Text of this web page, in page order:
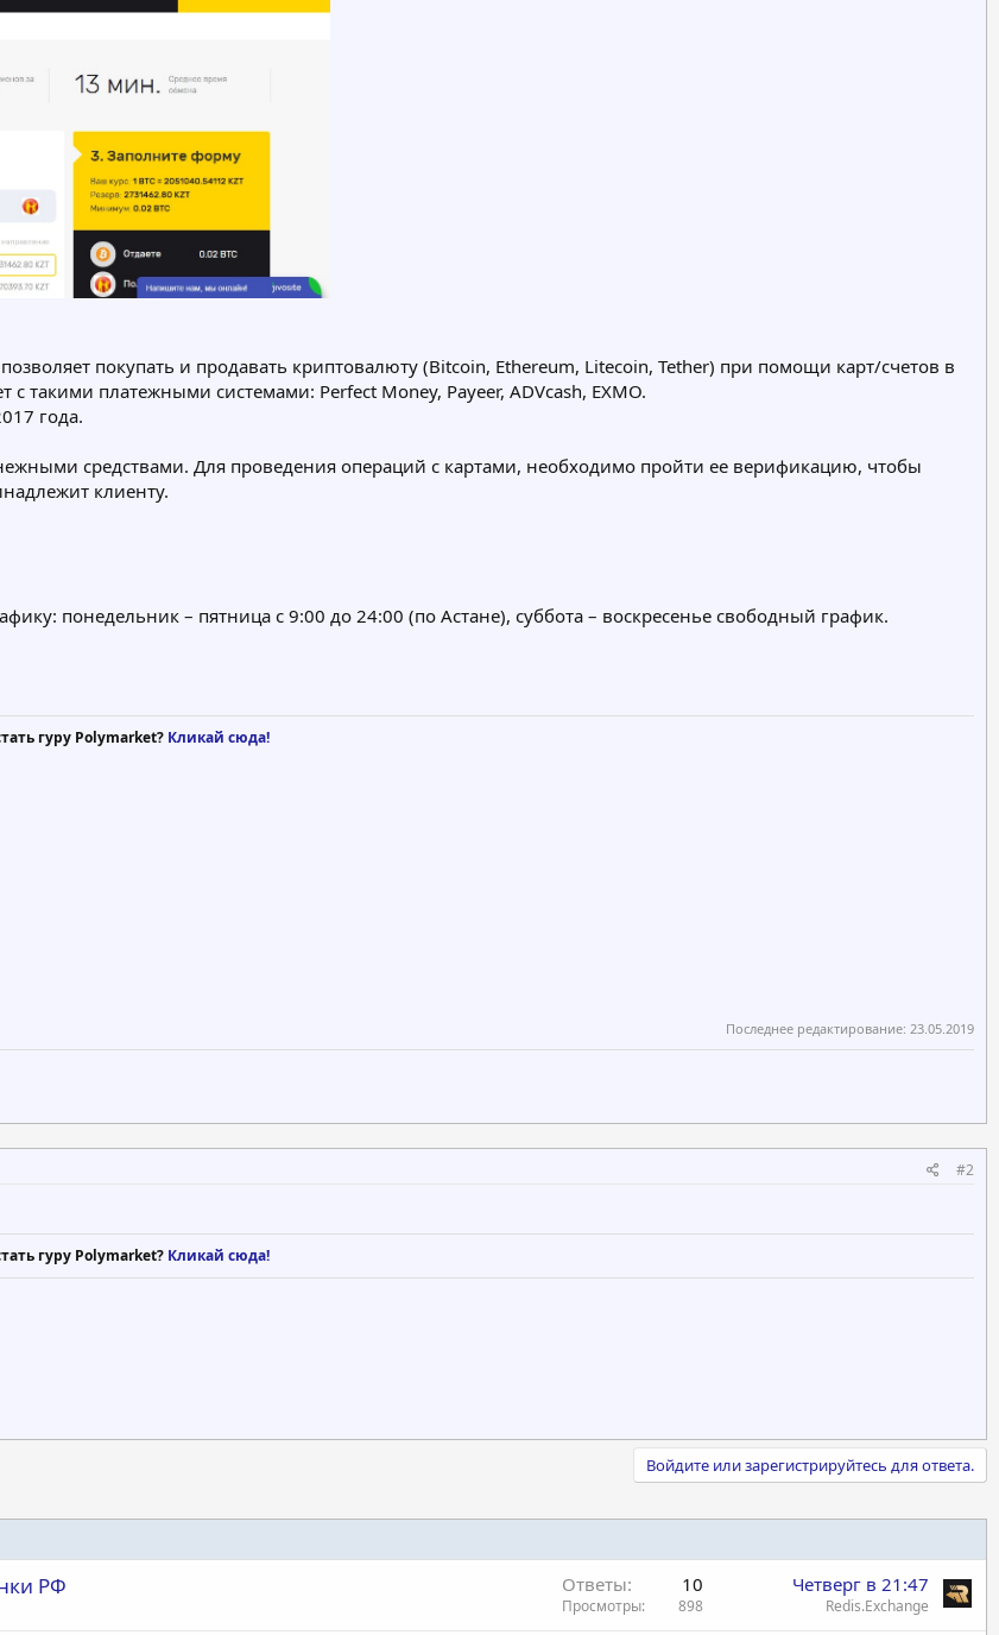
покупать и продавать криптовалюту (Bitcoin, Ethereum, Litecoin, Tether) при помощи карт/счетов в
с такими платежными системами: Perfect Money, Payeer, ADVcash, EXMO.
года.
средствами. Для проведения операций с картами, необходимо пройти ее верификацию, чтобы
клиенту.
понедельник – пятница с 9:00 до 24:00 (по Астане), суббота – воскресенье свободный график.
гуру Polymarket? Кликай сюда!
Последнее редактирование: 23.05.2019
#2
гуру Polymarket? Кликай сюда!
Войдите или зарегистрируйтесь для ответа.
РФ Ответы 10
Просмотры 898
Четверг в 21:47
Redis.Exchange